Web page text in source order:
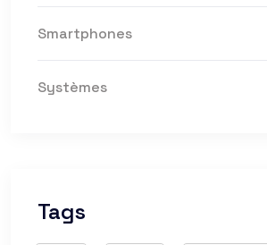
Smartphones
Systèmes
Tags